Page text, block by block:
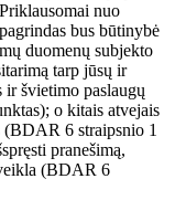
nuo
bus būtinybė
duomenų subjekto
tarp jūsų ir
švietimo paslaugų
o kitais atvejais
(BDAR 6 straipsnio 1
pranešimą,
(BDAR 6